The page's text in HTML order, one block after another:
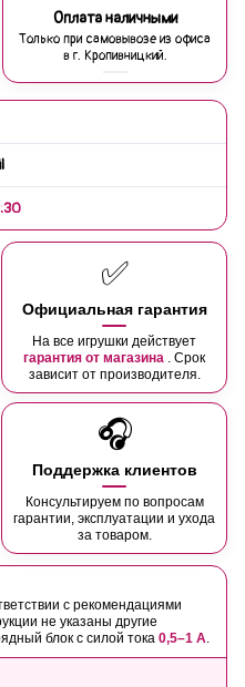
Оплата наличными
Только при самовывозе из офиса
в г. Кропивницкий.
✅
Официальная гарантия
На все игрушки действует
гарантия от магазина . Срок
зависит от производителя.
🎧
Поддержка клиентов
Консультируем по вопросам
гарантии, эксплуатации и ухода
за товаром.
с рекомендациями
не указаны другие
блок с силой тока 0,5–1 А.